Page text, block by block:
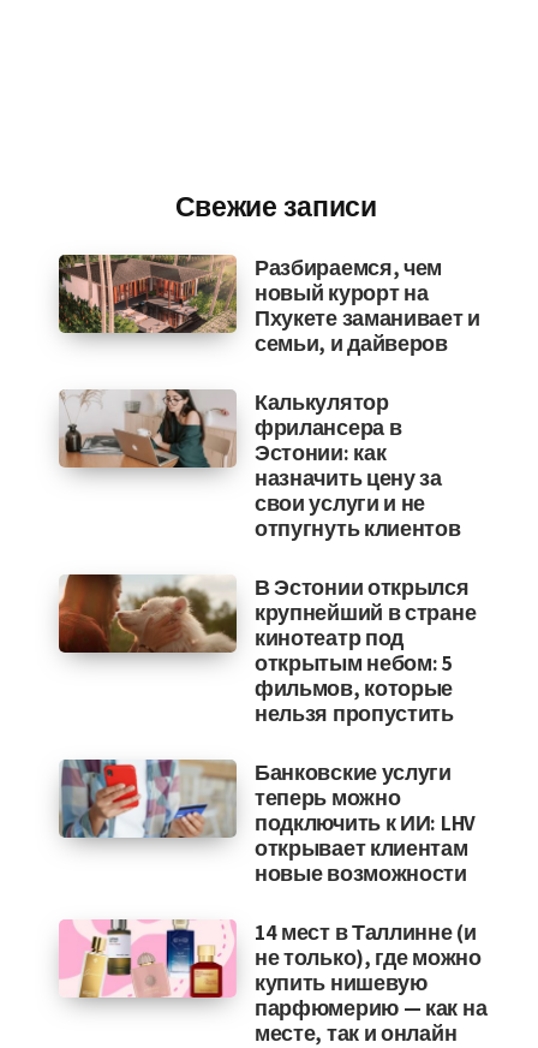
Свежие записи
Разбираемся, чем
новый курорт на
Пхукете заманивает и
семьи, и дайверов
Калькулятор
фрилансера в
Эстонии: как
назначить цену за
свои услуги и не
отпугнуть клиентов
В Эстонии открылся
крупнейший в стране
кинотеатр под
открытым небом: 5
фильмов, которые
нельзя пропустить
Банковские услуги
теперь можно
подключить к ИИ: LHV
открывает клиентам
новые возможности
14 мест в Таллинне (и
не только), где можно
купить нишевую
парфюмерию — как на
месте, так и онлайн